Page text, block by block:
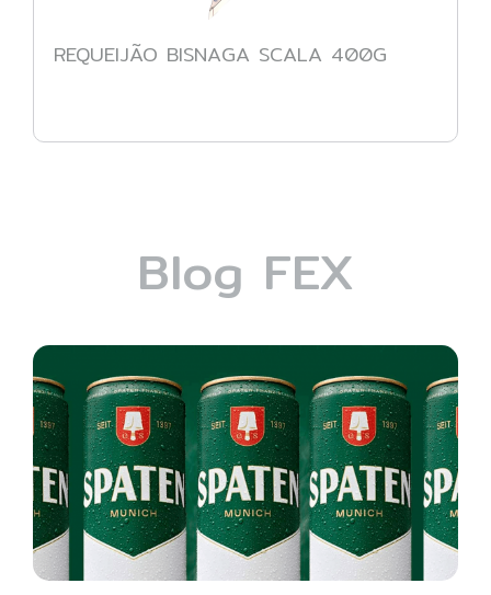
REQUEIJÃO BISNAGA SCALA 400G
Blog FEX